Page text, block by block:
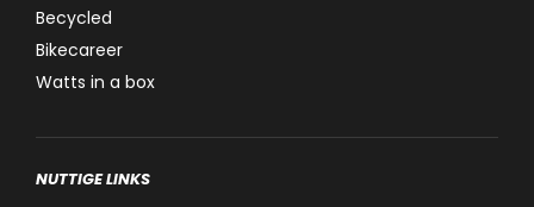
Becycled
Bikecareer
Watts in a box
NUTTIGE LINKS